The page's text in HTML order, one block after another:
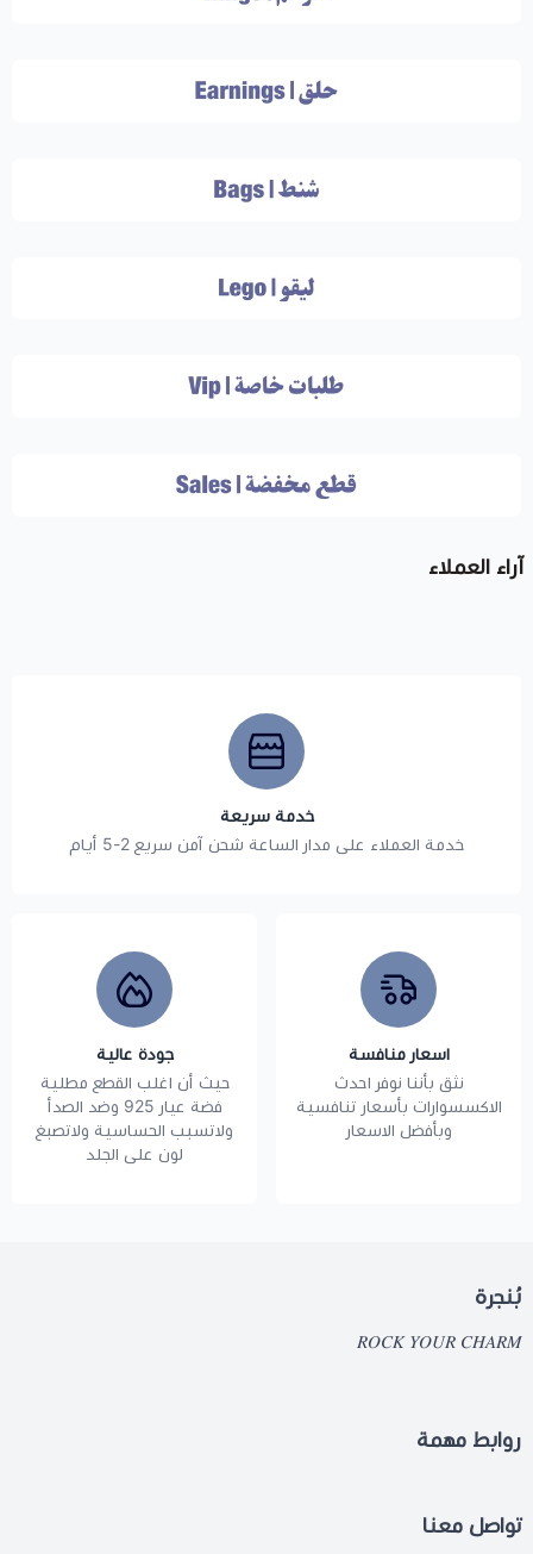
آراء العملاء
خدمة سريعة
خدمة العملاء على مدار الساعة شحن آمن سريع 2-5 أيام
اسعار منافسة
نثق بأننا نوفر احدث
الاكسسوارات بأسعار تنافسية
وبأفضل الاسعار
جودة عالية
حيث أن اغلب القطع مطلية
فضة عيار 925 وضد الصدأ
ولاتسبب الحساسية ولاتصبغ
لون على الجلد
بُنجرة
𝑅𝑂𝐶𝐾 𝑌𝑂𝑈𝑅 𝐶𝐻𝐴𝑅𝑀
روابط مهمة
تواصل معنا